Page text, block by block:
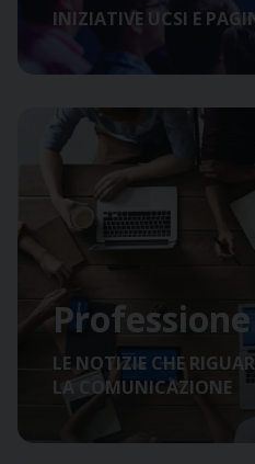
INIZIATIVE UCSI E
Professione
LE NOTIZIE CHE
LA COMUNICAZIONE